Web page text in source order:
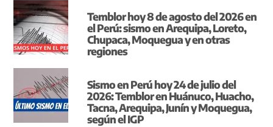
Temblor hoy 8 de agosto del 2026 en
el Perú: sismo en Arequipa, Loreto,
Chupaca, Moquegua y en otras
regiones
Sismo en Perú hoy 24 de julio del
2026: Temblor en Huánuco, Huacho,
Tacna, Arequipa, Junín y Moquegua,
según el IGP